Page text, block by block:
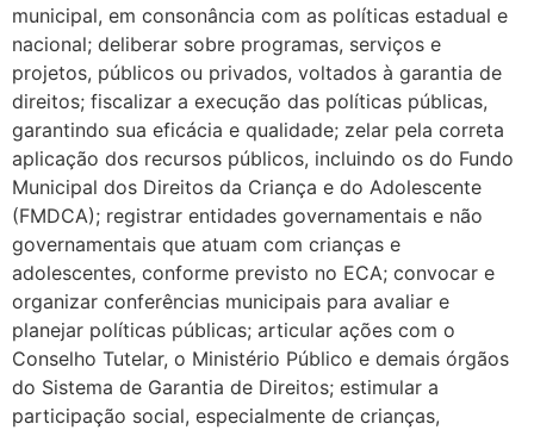
municipal, em consonância com as políticas estadual e
nacional; deliberar sobre programas, serviços e
projetos, públicos ou privados, voltados à garantia de
direitos; fiscalizar a execução das políticas públicas,
garantindo sua eficácia e qualidade; zelar pela correta
aplicação dos recursos públicos, incluindo os do Fundo
Municipal dos Direitos da Criança e do Adolescente
(FMDCA); registrar entidades governamentais e não
governamentais que atuam com crianças e
adolescentes, conforme previsto no ECA; convocar e
organizar conferências municipais para avaliar e
planejar políticas públicas; articular ações com o
Conselho Tutelar, o Ministério Público e demais órgãos
do Sistema de Garantia de Direitos; estimular a
participação social, especialmente de crianças,